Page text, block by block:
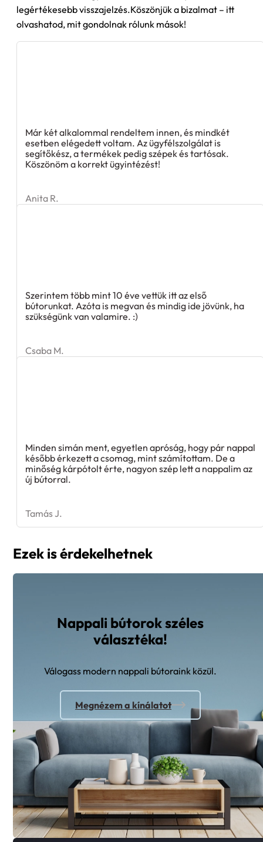
legértékesebb visszajelzés.Köszönjük a bizalmat – itt
olvashatod, mit gondolnak rólunk mások!
Már két alkalommal rendeltem innen, és mindkét
esetben elégedett voltam. Az ügyfélszolgálat is
segítőkész, a termékek pedig szépek és tartósak.
Köszönöm a korrekt ügyintézést!
Anita R.
Szerintem több mint 10 éve vettük itt az első
bútorunkat. Azóta is megvan és mindig ide jövünk, ha
szükségünk van valamire. :)
Csaba M.
Minden simán ment, egyetlen apróság, hogy pár nappal
később érkezett a csomag, mint számítottam. De a
minőség kárpótolt érte, nagyon szép lett a nappalim az
új bútorral.
Tamás J.
Ezek is érdekelhetnek
Nappali bútorok széles
választéka!
Válogass modern nappali bútoraink közül.
Megnézem a kínálatot